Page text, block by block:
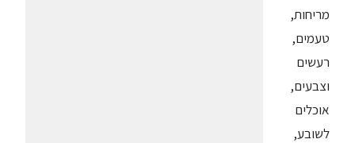
מריחות,
טעמים,
רעשים
וצבעים,
אוכלים
לשובע,